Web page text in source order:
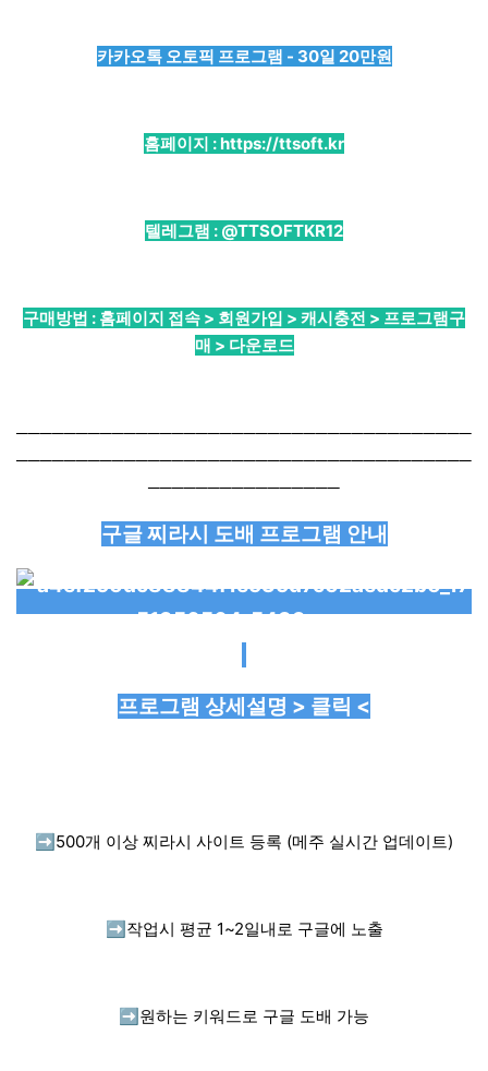
카카오톡 오토픽 프로그램 - 30일 20만원
홈페이지 :https://ttsoft.kr
텔레그램 : @TTSOFTKR12
구매방법 : 홈페이지 접속 > 회원가입 > 캐시충전 > 프로그램구
매 > 다운로드
──────────────────────────────────────
──────────────────────────────────────
────────────────
구글 찌라시 도배 프로그램 안내
프로그램 상세설명 > 클릭 <
➡️ 500개 이상 찌라시 사이트 등록 (메주 실시간 업데이트)
➡️ 작업시 평균 1~2일내로 구글에 노출
➡️ 원하는 키워드로 구글 도배 가능